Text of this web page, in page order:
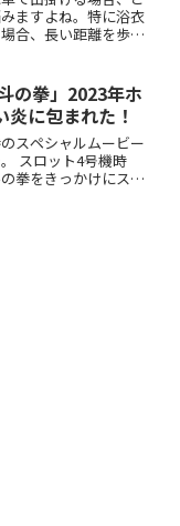
ますよね。特に浴衣
合、長い距離を歩く
を気にせず楽しみた
時間をReadMore...
の拳」2023年ホ
に包まれた！
スペシャルムービー
スロット4号機時
拳をきっかけにスロ